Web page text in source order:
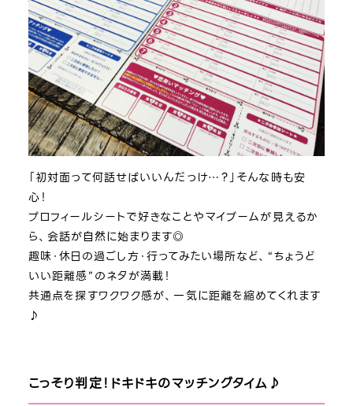
「初対面って何話せばいいんだっけ…？」そんな時も安
心！
プロフィールシートで好きなことやマイブームが見えるか
ら、会話が自然に始まります◎
趣味・休日の過ごし方・行ってみたい場所など、“ちょうど
いい距離感”のネタが満載！
共通点を探すワクワク感が、一気に距離を縮めてくれます
♪
こっそり判定！ドキドキのマッチングタイム♪